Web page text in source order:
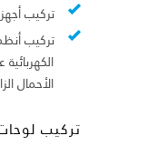
تركيب
تركيب
الأحمال
تركيب